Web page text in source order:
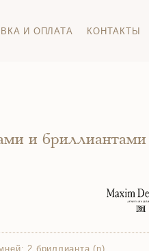
И ОПЛАТА КОНТАКТЫ
и бриллиантами
2 бриллианта (n)